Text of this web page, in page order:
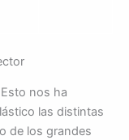
nos ha
las distintas
de los grandes